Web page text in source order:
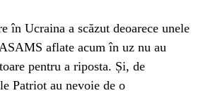
în Ucraina a scăzut deoarece unele
aflate acum în uz nu au
pentru a riposta. Și, de
Patriot au nevoie de o